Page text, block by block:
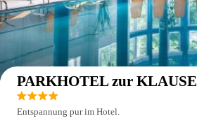
PARKHOTEL zur KLAUSE
Entspannung pur im Hotel.